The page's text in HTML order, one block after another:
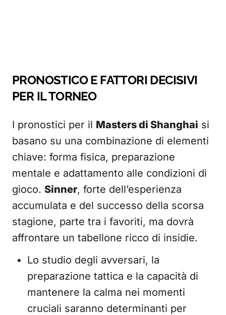
PRONOSTICO E FATTORI DECISIVI
PER IL TORNEO
I pronostici per il Masters di Shanghai si
basano su una combinazione di elementi
chiave: forma fisica, preparazione
mentale e adattamento alle condizioni di
gioco. Sinner, forte dell’esperienza
accumulata e del successo della scorsa
stagione, parte tra i favoriti, ma dovrà
affrontare un tabellone ricco di insidie.
Lo studio degli avversari, la
preparazione tattica e la capacità di
mantenere la calma nei momenti
cruciali saranno determinanti per